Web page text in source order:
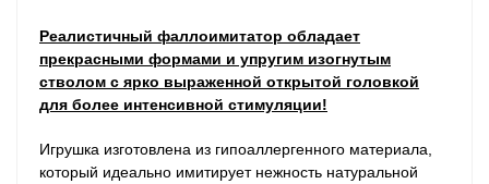
Реалистичный фаллоимитатор обладает
прекрасными формами и упругим изогнутым
стволом с ярко выраженной открытой головкой
для более интенсивной стимуляции!
Игрушка изготовлена из гипоаллергенного материала,
который идеально имитирует нежность натуральной